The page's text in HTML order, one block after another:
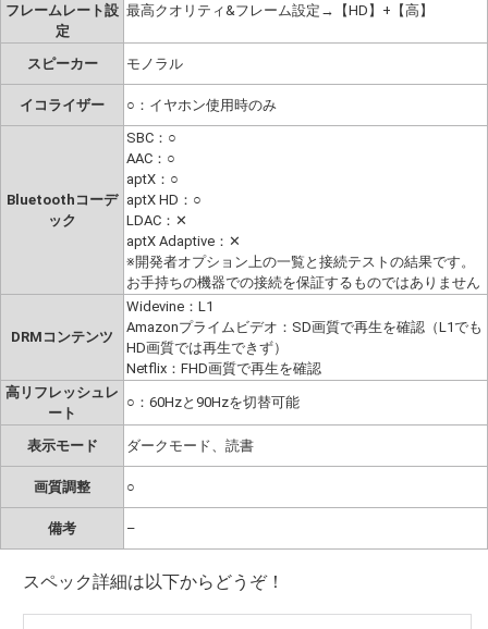
フレームレート設
定
最高クオリティ&フレーム設定→【HD】+【高】
スピーカー モノラル
イコライザー ○：イヤホン使用時のみ
Bluetoothコーデ
ック
SBC：○
AAC：○
aptX：○
aptX HD：○
LDAC：✕
aptX Adaptive：✕
※開発者オプション上の一覧と接続テストの結果です。
お手持ちの機器での接続を保証するものではありません
DRMコンテンツ
Widevine：L1
Amazonプライムビデオ：SD画質で再生を確認（L1でも
HD画質では再生できず）
Netflix：FHD画質で再生を確認
高リフレッシュレ
ート
○：60Hzと90Hzを切替可能
表示モード ダークモード、読書
画質調整 ○
備考 –
スペック詳細は以下からどうぞ！